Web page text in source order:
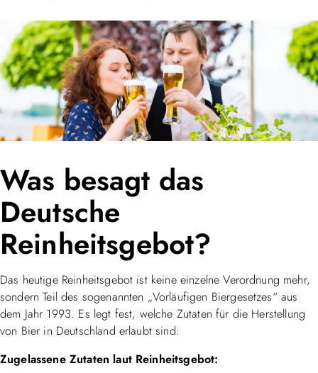
Was besagt das
Deutsche
Reinheitsgebot?
Das heutige Reinheitsgebot ist keine einzelne Verordnung mehr,
sondern Teil des sogenannten „Vorläufigen Biergesetzes“ aus
dem Jahr 1993. Es legt fest, welche Zutaten für die Herstellung
von Bier in Deutschland erlaubt sind:
Zugelassene Zutaten laut Reinheitsgebot: